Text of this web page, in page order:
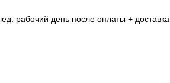
рабочий день после оплаты + доставка